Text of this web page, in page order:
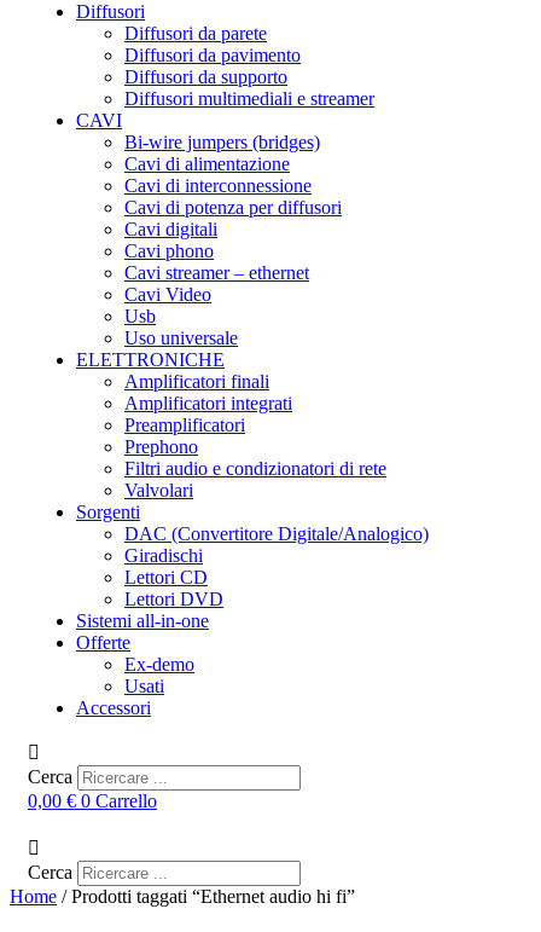
Diffusori
Diffusori da parete
Diffusori da pavimento
Diffusori da supporto
Diffusori multimediali e streamer
CAVI
Bi-wire jumpers (bridges)
Cavi di alimentazione
Cavi di interconnessione
Cavi di potenza per diffusori
Cavi digitali
Cavi phono
Cavi streamer – ethernet
Cavi Video
Usb
Uso universale
ELETTRONICHE
Amplificatori finali
Amplificatori integrati
Preamplificatori
Prephono
Filtri audio e condizionatori di rete
Valvolari
Sorgenti
DAC (Convertitore Digitale/Analogico)
Giradischi
Lettori CD
Lettori DVD
Sistemi all-in-one
Offerte
Ex-demo
Usati
Accessori
Cerca
0,00 € 0 Carrello
Cerca
Home / Prodotti taggati “Ethernet audio hi fi”